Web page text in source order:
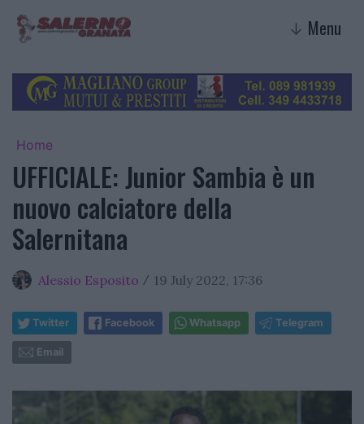
↓ Menu
Home
UFFICIALE: Junior Sambia è un
nuovo calciatore della
Salernitana
Alessio Esposito / 19 July 2022, 17:36
Twitter Facebook Whatsapp Telegram
Email